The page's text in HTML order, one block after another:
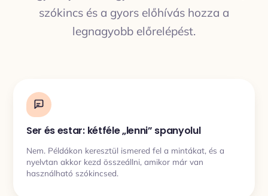
szókincs és a gyors előhívás hozza a
legnagyobb előrelépést.
Ser és estar: kétféle „lenni” spanyolul
Nem. Példákon keresztül ismered fel a mintákat, és a
nyelvtan akkor kezd összeállni, amikor már van
használható szókincsed.